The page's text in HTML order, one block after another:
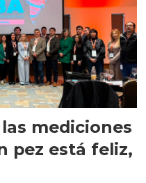
mediciones
pez está feliz,